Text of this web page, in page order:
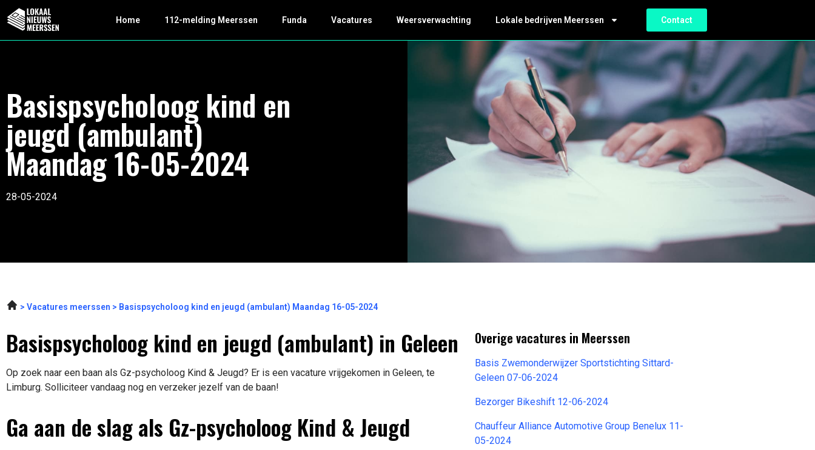
Home 112-melding Meerssen Funda Vacatures Weersverwachting Lokale bedrijven Meerssen Contact
Basispsycholoog kind en
jeugd (ambulant)
Maandag 16-05-2024
28-05-2024
Vacatures meerssen Basispsycholoog kind en jeugd (ambulant) Maandag 16-05-2024
Basispsycholoog kind en jeugd (ambulant) in Geleen
Op zoek naar een baan als Gz-psycholoog Kind & Jeugd? Er is een vacature vrijgekomen in Geleen, te
Limburg. Solliciteer vandaag nog en verzeker jezelf van de baan!
Ga aan de slag als Gz-psycholoog Kind & Jeugd
Overige vacatures in Meerssen
Basis Zwemonderwijzer Sportstichting Sittard-
Geleen 07-06-2024
Bezorger Bikeshift 12-06-2024
Chauffeur Alliance Automotive Group Benelux 11-
05-2024